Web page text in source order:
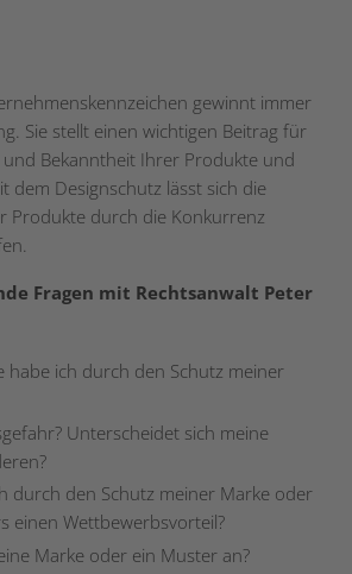
gewinnt immer
Sie stellt einen wichtigen Beitrag für
Bekanntheit Ihrer Produkte und
dem Designschutz lässt sich die
Produkte durch die Konkurrenz
Fragen mit Rechtsanwalt Peter
habe ich durch den Schutz meiner
Unterscheidet sich meine
durch den Schutz meiner Marke oder
einen Wettbewerbsvorteil?
Marke oder ein Muster an?